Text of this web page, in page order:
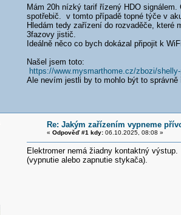
Mám 20h nízký tarif řízený HDO
spotřebič. v tomto případě topné týče v
Hledám tedy zařízení do rozvaděče, které
3fazovy jistič.
Ideálně něco co bych dokázal připojit k
Našel jsem toto:
https://www.mysmarthome.cz/zbozi/
Ale nevím jestli by to mohlo být to správně
Re: Jakým zařízením vypneme
« Odpověď #1 kdy:06.10.2025, 08:08 »
Elektromer nemá žiadny kontaktný
(vypnutie alebo zapnutie stykača).